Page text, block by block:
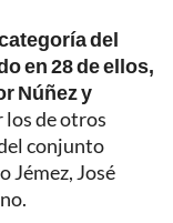
del
en 28 de ellos,
Núñez y
de otros
conjunto
Jémez, José